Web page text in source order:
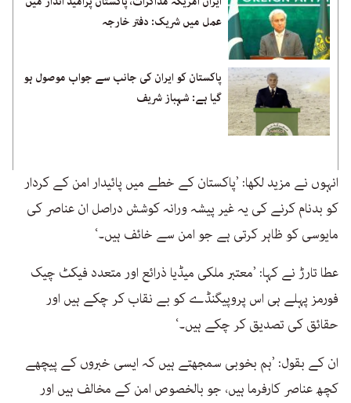
عمل میں شریک: دفتر خارجہ
پاکستان کو ایران کی جانب سے جواب موصول ہو
گیا ہے: شہباز شریف
انہوں نے مزید لکھا: ’پاکستان کے خطے میں پائیدار امن کے کردار
کو بدنام کرنے کی یہ غیر پیشہ ورانہ کوشش دراصل ان عناصر کی
مایوسی کو ظاہر کرتی ہے جو امن سے خائف ہیں۔‘
عطا تارڑ نے کہا: ’معتبر ملکی میڈیا ذرائع اور متعدد فیکٹ چیک
فورمز پہلے ہی اس پروپیگنڈے کو بے نقاب کر چکے ہیں اور
حقائق کی تصدیق کر چکے ہیں۔‘
ان کے بقول: ’ہم بخوبی سمجھتے ہیں کہ ایسی خبروں کے پیچھے
کچھ عناصر کارفرما ہیں، جو بالخصوص امن کے مخالف ہیں اور